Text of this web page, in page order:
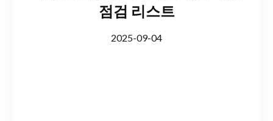
점검 리스트
2025-09-04